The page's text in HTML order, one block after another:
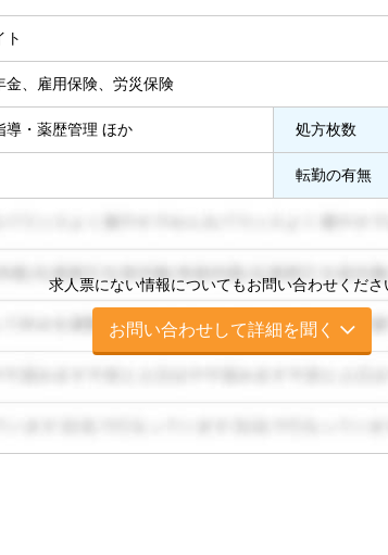
ト
金、雇用保険、労災保険
導・薬歴管理 ほか 処方枚数
転勤の有無
求人票にない情報についてもお問い合わせくださ
お問い合わせして詳細を聞く